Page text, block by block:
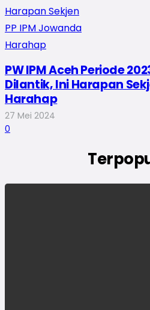
PW IPM Aceh Periode
Dilantik, Ini Harapan
Harahap
27 Mei 2024
0